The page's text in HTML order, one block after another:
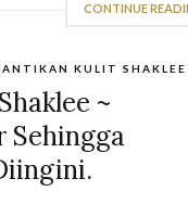
CONTINUE
KULIT SHAKLEE
~
Sehingga